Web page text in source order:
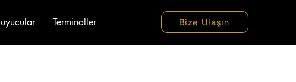
Terminaller Bize Ulaşın